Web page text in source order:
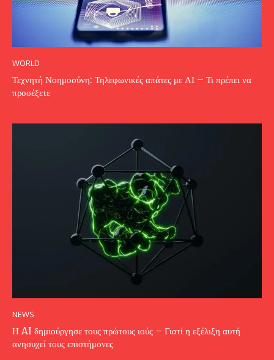
WORLD
Τεχνητή Νοημοσύνη: Τηλεφωνικές απάτες με ΑΙ – Τι πρέπει να
προσέξετε
NEWS
Η AI δημιούργησε τους πρώτους ιούς – Γιατί η εξέλιξη αυτή
ανησυχεί τους επιστήμονες